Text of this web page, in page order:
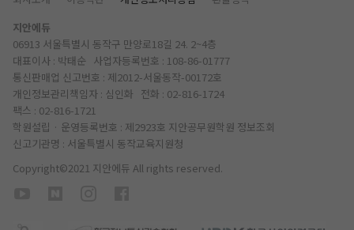
지안에듀
06913 서울특별시 동작구 만양로18길 24. 2~4층
대표이사 : 박태순 사업자등록번호 : 108-86-01777
통신판매업 신고번호 : 제2012-서울동작-00172호
개인정보관리책임자 : 심인화 전화 : 02-816-1724
팩스 : 02-816-1721
학원설립 · 운영등록번호 : 제2923호 지안공무원학원 정보조회
신고기관명 : 서울특별시 동작교육지원청
Copyright©2021 지안에듀 All rights reserved.